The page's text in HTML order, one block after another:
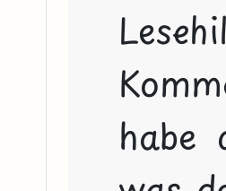
habe